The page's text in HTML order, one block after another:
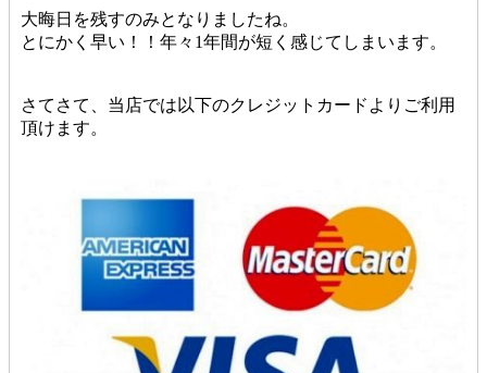
大晦日を残すのみとなりましたね。
とにかく早い！！年々1年間が短く感じてしまいます。
さてさて、当店では以下のクレジットカードよりご利用
頂けます。